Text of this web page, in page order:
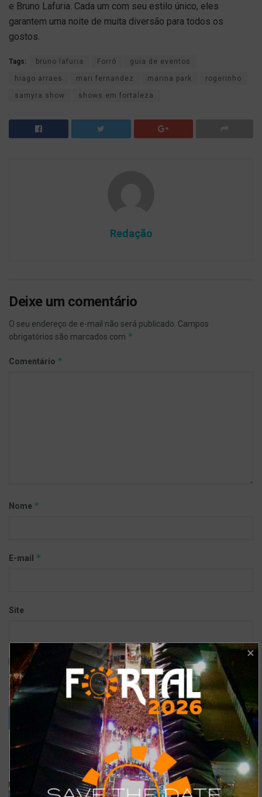
e Bruno Lafuria. Cada um com seu estilo único, eles
garantem uma noite de muita diversão para todos os
gostos.
Tags: bruno lafuria Forró guia de eventos
hiago arraes mari fernandez marina park rogerinho
samyra show shows em fortaleza
Redação
Deixe um comentário
O seu endereço de e-mail não será publicado. Campos
obrigatórios são marcados com *
Comentário *
Nome *
E-mail *
Site
Salvar meus dados neste navegador para a próxima vez que eu
comentar.
COMMENTS RECENTES
Confira a programação completa do São João de